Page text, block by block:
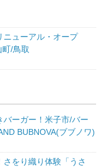
ニューアル・オープ
/鳥取
ーガー！米子市/バー
BUBNOVA(ブブノワ)
をり織り体験「うさ